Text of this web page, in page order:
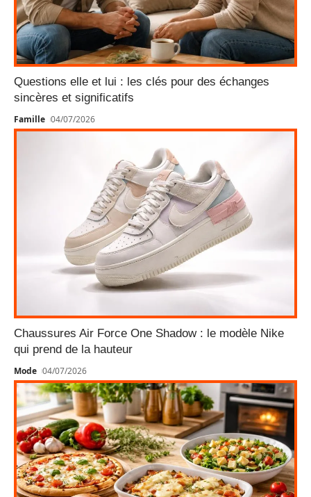
Questions elle et lui : les clés pour des échanges
sincères et significatifs
Famille 04/07/2026
Chaussures Air Force One Shadow : le modèle Nike
qui prend de la hauteur
Mode 04/07/2026